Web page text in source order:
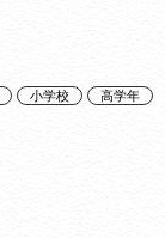
小学校 高学年